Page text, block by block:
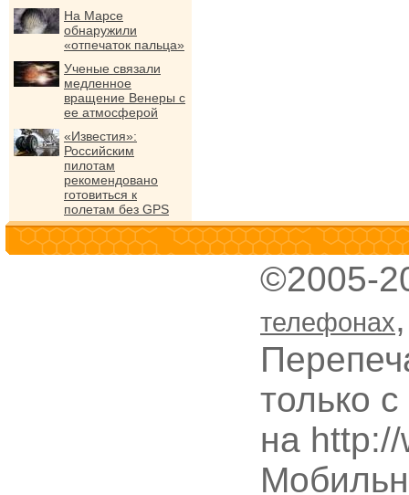
На Марсе
обнаружили
«отпечаток пальца»
Ученые связали
медленное
вращение Венеры с
ее атмосферой
«Известия»:
Российским
пилотам
рекомендовано
готовиться к
полетам без GPS
©2005-
телефонах
только
на